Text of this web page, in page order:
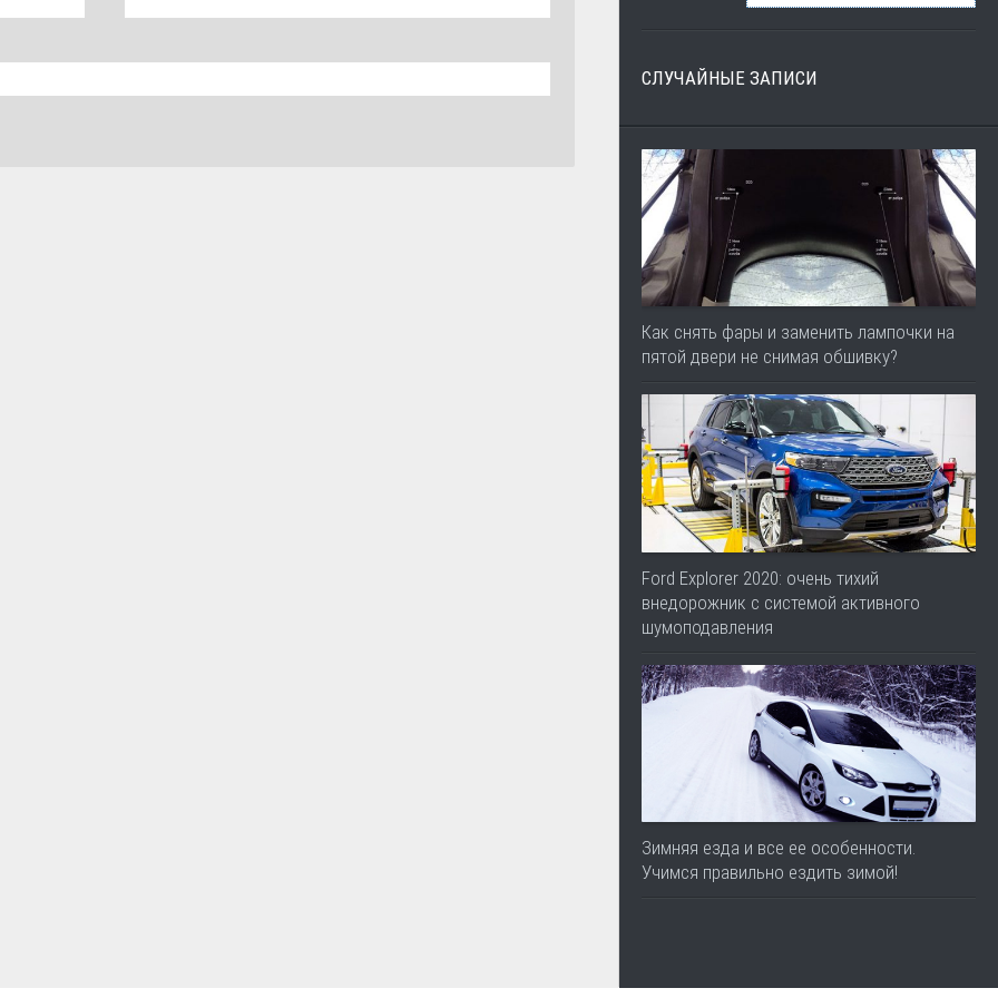
СЛУЧАЙНЫЕ ЗАПИСИ
Как снять фары и заменить лампочки на
пятой двери не снимая обшивку?
Ford Explorer 2020: очень тихий
внедорожник с системой активного
шумоподавления
Зимняя езда и все ее особенности.
Учимся правильно ездить зимой!